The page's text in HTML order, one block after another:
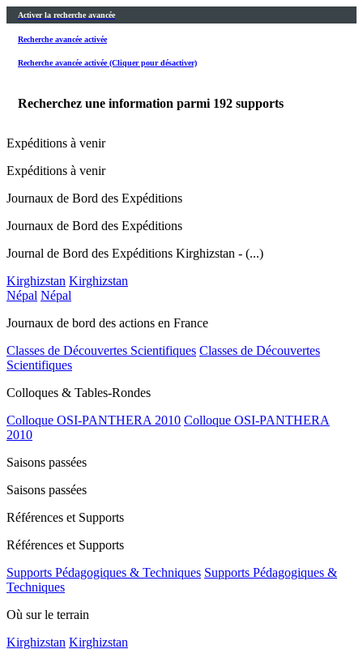
Activer la recherche avancée
Recherche avancée activée
Recherche avancée activée (Cliquer pour désactiver)
Recherchez une information parmi 192 supports
Expéditions à venir
Expéditions à venir
Journaux de Bord des Expéditions
Journaux de Bord des Expéditions
Journal de Bord des Expéditions Kirghizstan - (...)
Kirghizstan Kirghizstan
Népal Népal
Journaux de bord des actions en France
Classes de Découvertes Scientifiques Classes de Découvertes
Scientifiques
Colloques & Tables-Rondes
Colloque OSI-PANTHERA 2010 Colloque OSI-PANTHERA
2010
Saisons passées
Saisons passées
Références et Supports
Références et Supports
Supports Pédagogiques & Techniques Supports Pédagogiques &
Techniques
Où sur le terrain
Kirghizstan Kirghizstan